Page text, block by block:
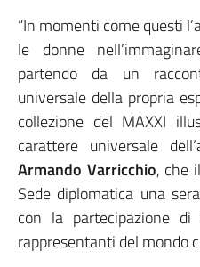
“In momenti come questi
le donne
partendo da un
universale della propria
collezione del MAXXI
carattere universale
Armando Varricchio, che
Sede diplomatica una
con la partecipazione
rappresentanti del mondo